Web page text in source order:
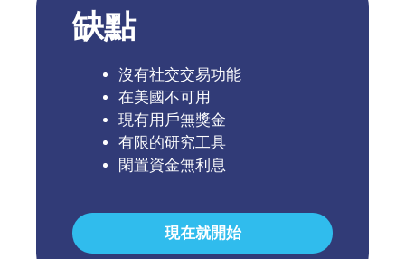
缺點
沒有社交交易功能
在美國不可用
現有用戶無獎金
有限的研究工具
閑置資金無利息
現在就開始